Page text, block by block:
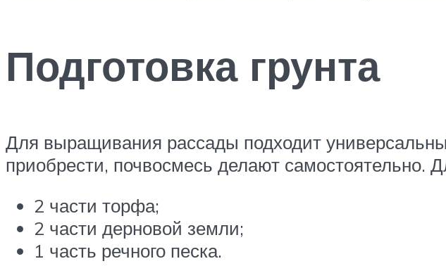
Подготовка грунта
Для выращивания рассады подходит
приобрести, почвосмесь делают самостоятельно.
2 части торфа;
2 части дерновой земли;
1 часть речного песка.